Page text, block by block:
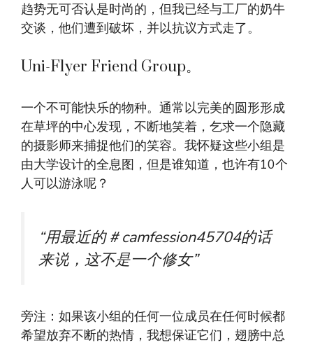
趋势无可否认是时尚的，但我已经与工厂的奶牛
交谈，他们遭到破坏，并以抗议方式走了。
Uni-Flyer Friend Group。
一个不可能快乐的物种。通常以完美的圆形形成
在草坪的中心发现，不断地笑着，乞求一个隐藏
的摄影师来捕捉他们的笑容。我怀疑这些小组是
由大学设计的全息图，但是谁知道，也许有10个
人可以游泳呢？
“用最近的＃camfession45704的话
来说，这不是一个修女”
旁注：如果该小组的任何一位成员在任何时候都
希望放弃不断的热情，我想保证它们，翅膀中总